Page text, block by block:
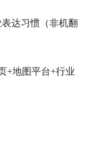
达习惯（非机翻
+地图平台+行业